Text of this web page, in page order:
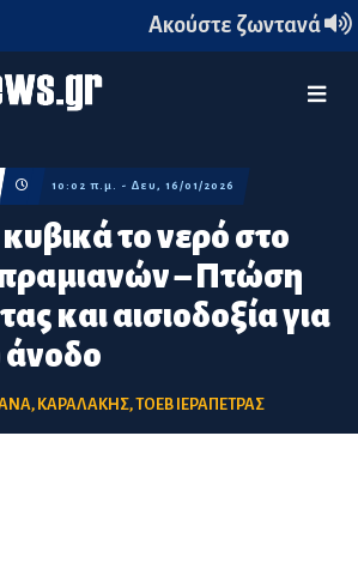
Ακούστε ζωντανά
το νερό στο
– Πτώση
και αισιοδοξία για
10:02 π.μ. - Δευ, 16/01/2026
, ΚΑΡΑΛΑΚΗΣ,ΤΟΕΒ ΙΕΡΑΠΕΤΡΑΣ